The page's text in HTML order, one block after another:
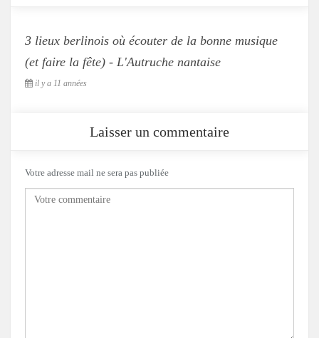
3 lieux berlinois où écouter de la bonne musique
(et faire la fête) - L'Autruche nantaise
il y a 11 années
Laisser un commentaire
Votre adresse mail ne sera pas publiée